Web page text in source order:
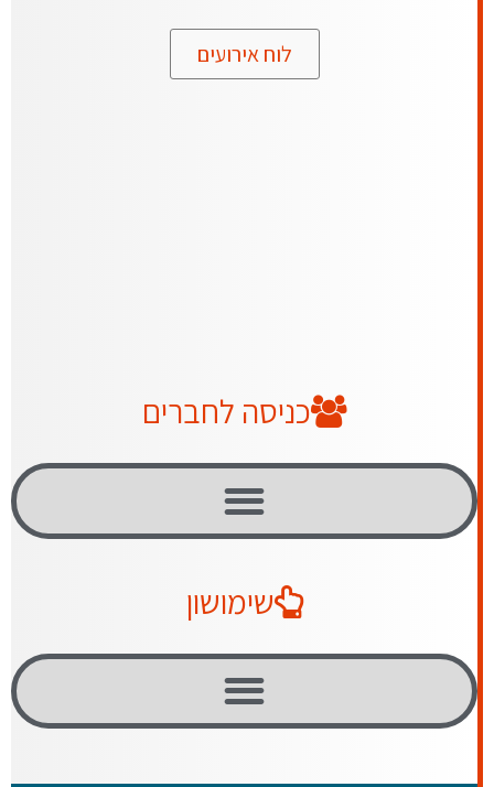
לוח אירועים
כניסה לחברים
שימושון